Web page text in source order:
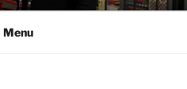
Menu